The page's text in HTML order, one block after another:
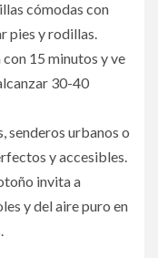
cómodas con
pies y rodillas.
con 15 minutos y ve
30-40
senderos urbanos o
y accesibles.
invita a
y del aire puro en